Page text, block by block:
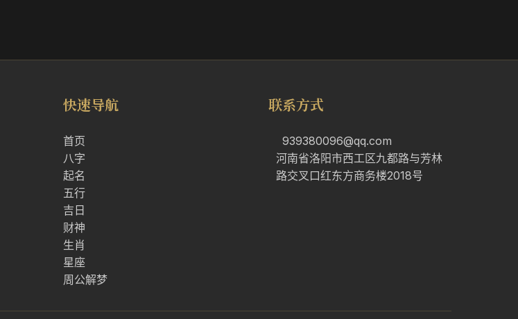
快速导航
首页
八字
起名
五行
吉日
财神
生肖
星座
周公解梦
联系方式
939380096@qq.com
河南省洛阳市西工区九都路与芳林
路交叉口红东方商务楼2018号